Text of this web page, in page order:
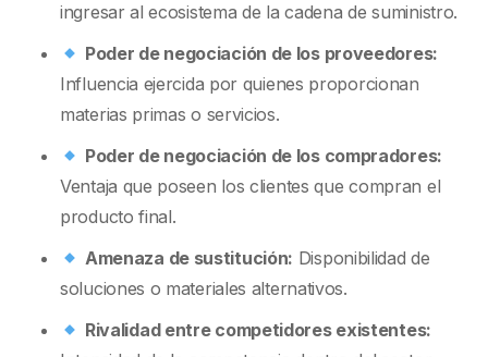
ingresar al ecosistema de la cadena de suministro.
Poder de negociación de los proveedores:
Influencia ejercida por quienes proporcionan
materias primas o servicios.
Poder de negociación de los compradores:
Ventaja que poseen los clientes que compran el
producto final.
Amenaza de sustitución: Disponibilidad de
soluciones o materiales alternativos.
Rivalidad entre competidores existentes: